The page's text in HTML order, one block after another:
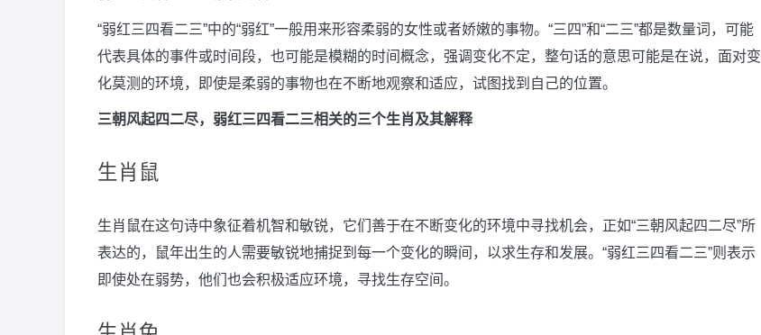
“弱红三四看二三”中的“弱红”一般用来形容柔弱的女性或者娇嫩的事物。“三四”和“二三”都是数量词，可能
代表具体的事件或时间段，也可能是模糊的时间概念，强调变化不定，整句话的意思可能是在说，面对变
化莫测的环境，即使是柔弱的事物也在不断地观察和适应，试图找到自己的位置。
三朝风起四二尽，弱红三四看二三相关的三个生肖及其解释
生肖鼠
生肖鼠在这句诗中象征着机智和敏锐，它们善于在不断变化的环境中寻找机会，正如“三朝风起四二尽”所
表达的，鼠年出生的人需要敏锐地捕捉到每一个变化的瞬间，以求生存和发展。“弱红三四看二三”则表示
即使处在弱势，他们也会积极适应环境，寻找生存空间。